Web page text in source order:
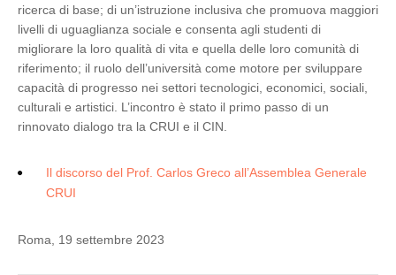
ricerca di base; di un’istruzione inclusiva che promuova maggiori
livelli di uguaglianza sociale e consenta agli studenti di
migliorare la loro qualità di vita e quella delle loro comunità di
riferimento; il ruolo dell’università come motore per sviluppare
capacità di progresso nei settori tecnologici, economici, sociali,
culturali e artistici. L’incontro è stato il primo passo di un
rinnovato dialogo tra la CRUI e il CIN.
Il discorso del Prof. Carlos Greco all’Assemblea Generale
CRUI
Roma, 19 settembre 2023